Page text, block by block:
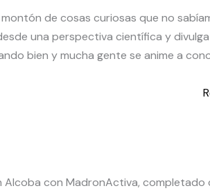
de cosas curiosas que no
una perspectiva científica y
bien y mucha gente se anime a
con MadronActiva, completado